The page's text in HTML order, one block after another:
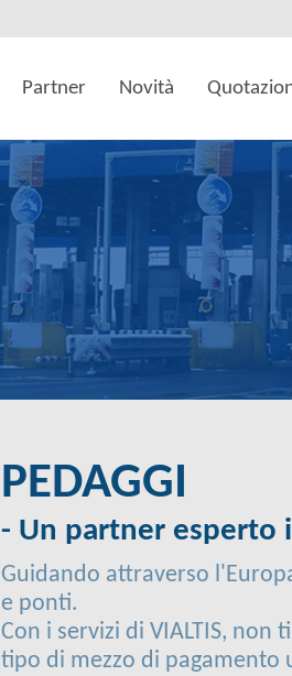
Partner Novità
PEDAGGI
- Un partner esperto
Guidando attraverso
e ponti.
Con i servizi di VIALTIS, non
tipo di mezzo di pagamento